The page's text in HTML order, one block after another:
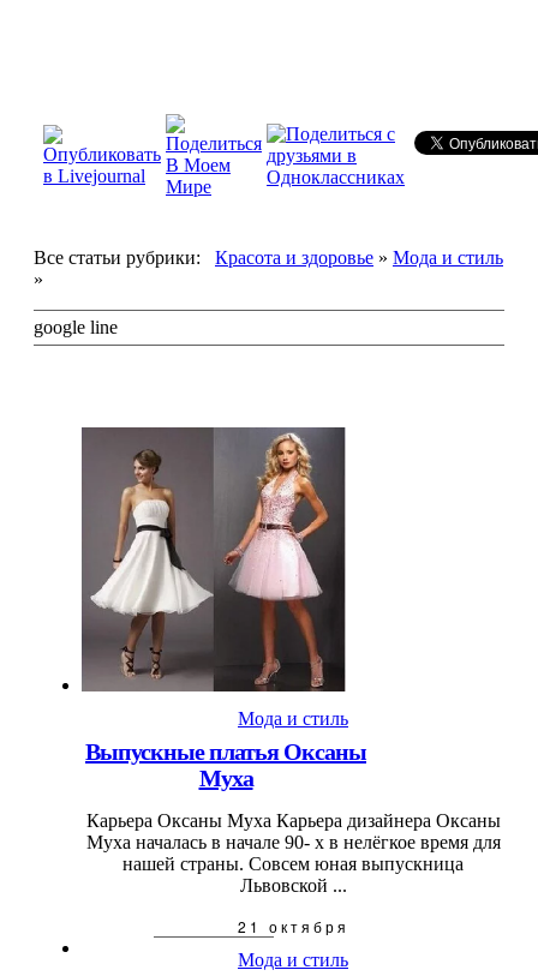
Все статьи рубрики: Красота и здоровье » Мода и стиль
»
google line
Мода и стиль
Выпускные платья Оксаны
Муха
Карьера Оксаны Муха Карьера дизайнера Оксаны
Муха началась в начале 90- х в нелёгкое время для
нашей страны. Совсем юная выпускница
Львовской ...
21 октября
Мода и стиль